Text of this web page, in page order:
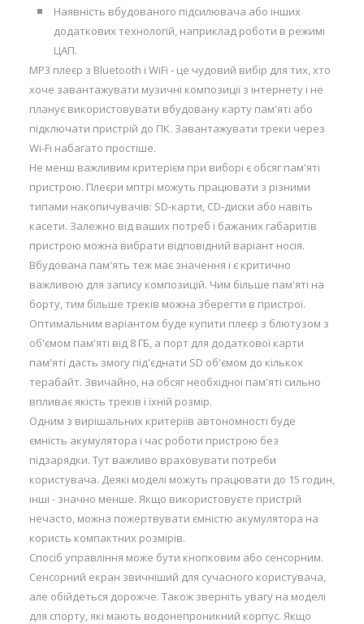
Наявність вбудованого підсилювача або інших
додаткових технологій, наприклад роботи в режимі
ЦАП.
MP3 плеєр з Bluetooth і WiFi - це чудовий вибір для тих, хто
хоче завантажувати музичні композиції з інтернету і не
планує використовувати вбудовану карту пам'яті або
підключати пристрій до ПК. Завантажувати треки через
Wi-Fi набагато простіше.
Не менш важливим критерієм при виборі є обсяг пам'яті
пристрою. Плеєри мптрі можуть працювати з різними
типами накопичувачів: SD-карти, CD-диски або навіть
касети. Залежно від ваших потреб і бажаних габаритів
пристрою можна вибрати відповідний варіант носія.
Вбудована пам'ять теж має значення і є критично
важливою для запису композицій. Чим більше пам'яті на
борту, тим більше треків можна зберегти в пристрої.
Оптимальним варіантом буде купити плеєр з блютузом з
об'ємом пам'яті від 8 ГБ, а порт для додаткової карти
пам'яті дасть змогу під'єднати SD об'ємом до кількох
терабайт. Звичайно, на обсяг необхідної пам'яті сильно
впливає якість треків і їхній розмір.
Одним з вирішальних критеріїв автономності буде
ємність акумулятора і час роботи пристрою без
підзарядки. Тут важливо враховувати потреби
користувача. Деякі моделі можуть працювати до 15 годин,
інші - значно менше. Якщо використовуєте пристрій
нечасто, можна пожертвувати ємністю акумулятора на
користь компактних розмірів.
Спосіб управління може бути кнопковим або сенсорним.
Сенсорний екран звичніший для сучасного користувача,
але обійдеться дорожче. Також зверніть увагу на моделі
для спорту, які мають водонепроникний корпус. Якщо